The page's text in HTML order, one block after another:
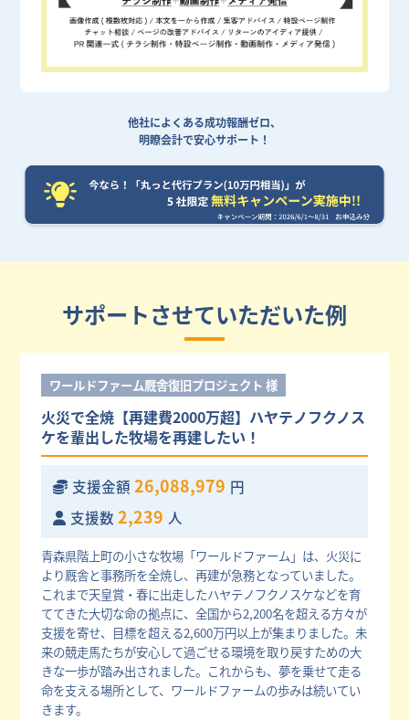
他社によくある成功報酬ゼロ、
明瞭会計で安心サポート！
サポートさせていただいた例
ワールドファーム厩舎復旧プロジェクト 様
火災で全焼【再建費2000万超】ハヤテノフクノス
ケを輩出した牧場を再建したい！
支援金額 26,088,979 円
支援数 2,239 人
青森県階上町の小さな牧場「ワールドファーム」は、火災に
より厩舎と事務所を全焼し、再建が急務となっていました。
これまで天皇賞・春に出走したハヤテノフクノスケなどを育
ててきた大切な命の拠点に、全国から2,200名を超える方々が
支援を寄せ、目標を超える2,600万円以上が集まりました。未
来の競走馬たちが安心して過ごせる環境を取り戻すための大
きな一歩が踏み出されました。これからも、夢を乗せて走る
命を支える場所として、ワールドファームの歩みは続いてい
きます。